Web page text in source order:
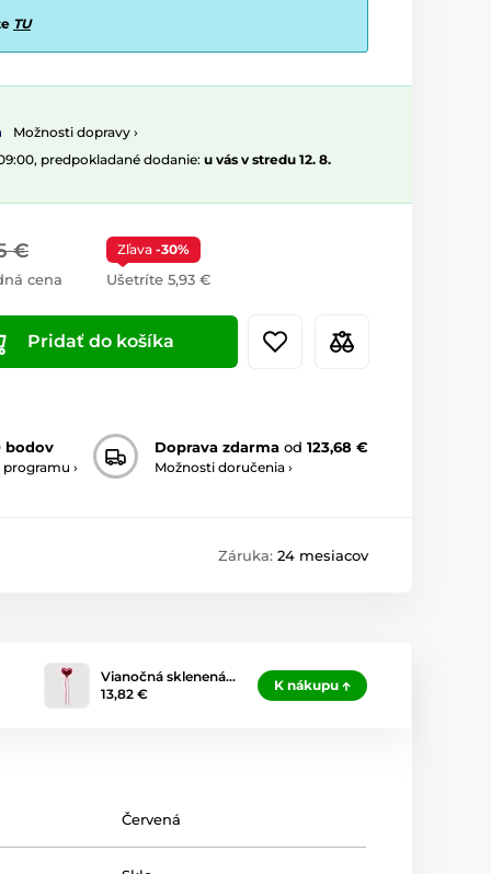
TU
Možnosti dopravy ›
predpokladané dodanie: u vás v stredu 12. 8.
€
cena
Zľava -30%
Ušetríte 5,93 €
Pridať do košíka
bodov
›
Doprava zdarma od 123,68 €
Možnosti doručenia ›
Záruka: 24 mesiacov
Vianočná sklenená…
13,82 €
K nákupu
Červená